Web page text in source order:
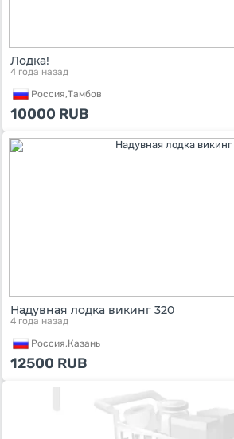
Лодка!
4 года назад
Россия,Тамбов
10000 RUB
Надувная лодка викинг 320
4 года назад
Россия,Казань
12500 RUB